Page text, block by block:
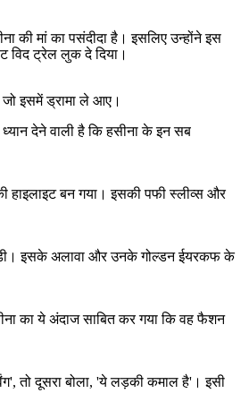
की मां का पसंदीदा है। इसलिए उन्होंने इस
विद ट्रेल लुक दे दिया।
इसमें ड्रामा ले आए।
देने वाली है कि हसीना के इन सब
हाइलाइट बन गया। इसकी पफी स्लीव्स और
इसके अलावा और उनके गोल्डन ईयरकफ के
का ये अंदाज साबित कर गया कि वह फैशन
तो दूसरा बोला, 'ये लड़की कमाल है'। इसी